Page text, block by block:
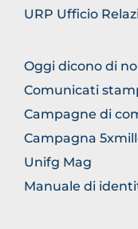
URP Ufficio
FOOTER
Oggi dicono di
Comunicati
Campagne di
Campagna
Unifg Mag
Manuale di